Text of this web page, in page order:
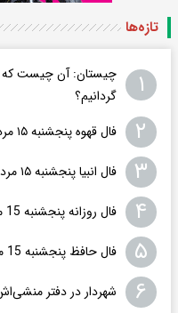
تازه‌ها
۱
چیستان: آن چیست که
گردانیم؟
۲ فال قهوه پنجشنبه ۱۵ مرداد ۱۴۰۵
۳ فال انبیا پنجشنبه ۱۵ مرداد ۱۴۰۵
۴ فال روزانه پنجشنبه 15 مرداد ۱۴۰۵
۵ فال حافظ پنجشنبه 15 مرداد ۱۴۰۵
۶ شهردار در دفتر